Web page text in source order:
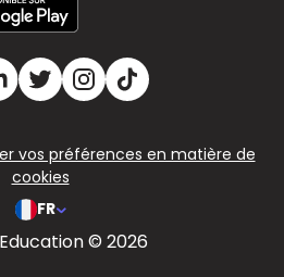
vos préférences en matière de
cookies
FR
© 2026